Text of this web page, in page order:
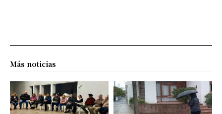
Más noticias